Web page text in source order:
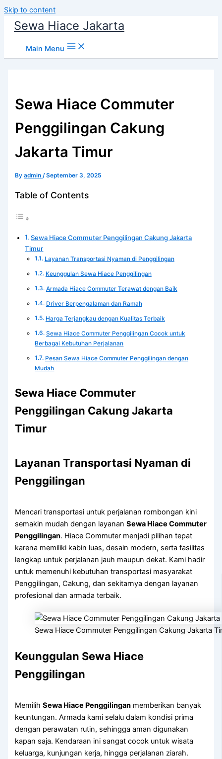
Skip to content
Sewa Hiace Jakarta
Main Menu
Sewa Hiace Commuter
Penggilingan Cakung
Jakarta Timur
Byadmin/September 3, 2025
Table of Contents
Sewa Hiace Commuter Penggilingan Cakung Jakarta
Timur
Layanan Transportasi Nyaman di Penggilingan
Keunggulan Sewa Hiace Penggilingan
Armada Hiace Commuter Terawat dengan Baik
Driver Berpengalaman dan Ramah
Harga Terjangkau dengan Kualitas Terbaik
Sewa Hiace Commuter Penggilingan Cocok untuk
Berbagai Kebutuhan Perjalanan
Pesan Sewa Hiace Commuter Penggilingan dengan
Mudah
Sewa Hiace Commuter
Penggilingan Cakung Jakarta
Timur
Layanan Transportasi Nyaman di
Penggilingan
Mencari transportasi untuk perjalanan rombongan kini
semakin mudah dengan layananSewa Hiace Commuter
Penggilingan. Hiace Commuter menjadi pilihan tepat
karena memiliki kabin luas, desain modern, serta fasilitas
lengkap untuk perjalanan jauh maupun dekat. Kami hadir
untuk memenuhi kebutuhan transportasi masyarakat
Penggilingan, Cakung, dan sekitarnya dengan layanan
profesional dan armada terbaik.
Sewa Hiace Commuter Penggilingan Cakung Jakarta
Keunggulan Sewa Hiace
Penggilingan
MemilihSewa Hiace Penggilingan memberikan banyak
keuntungan. Armada kami selalu dalam kondisi prima
dengan perawatan rutin, sehingga aman digunakan
kapan saja. Kendaraan ini sangat cocok untuk wisata
keluarga, kunjungan kerja, hingga perjalanan ziarah.